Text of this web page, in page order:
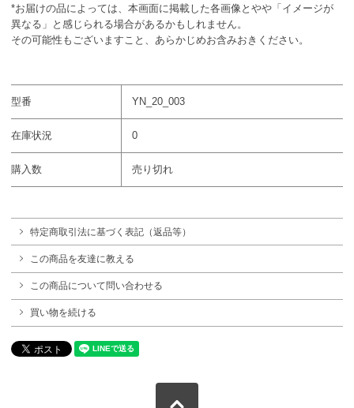
*お届けの品によっては、本画面に掲載した各画像とやや「イメージが
異なる」と感じられる場合があるかもしれません。
その可能性もございますこと、あらかじめお含みおきください。
型番 YN_20_003
在庫状況 0
購入数 売り切れ
特定商取引法に基づく表記（返品等）
この商品を友達に教える
この商品について問い合わせる
買い物を続ける